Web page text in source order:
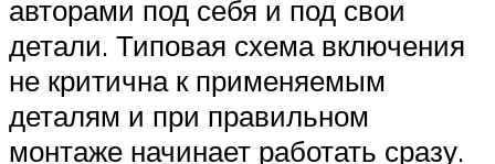
авторами под себя и под свои
детали. Типовая схема включения
не критична к применяемым
деталям и при правильном
монтаже начинает работать сразу.